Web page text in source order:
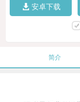
安卓下载
简介